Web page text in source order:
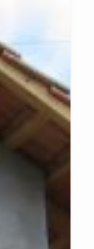
mas já temos
foi pioneiro na
de Recursos
e os Planos das
recursos hídricos.
na área de
como a
de
da França e
Temos participação
como a